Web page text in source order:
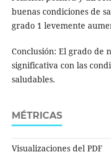
buenas condiciones de
grado 1 levemente
Conclusión: El grado de
significativa con las
saludables.
MÉTRICAS
Visualizaciones del PDF